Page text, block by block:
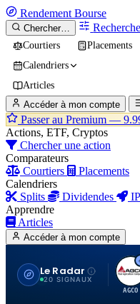
Rendement Bourse
Chercher…
Courtiers
Placements
Calendriers
Articles
Accéder à mon compte
Passer au Premium —
Actions, ETF, Cryptos
Chercher une action
Comparateurs
Courtiers
Placements
Calendriers
Splits
Dividendes
Apprendre
Articles
Accéder à mon compte
Le Radar
20 SIGNAUX
A
AGCO